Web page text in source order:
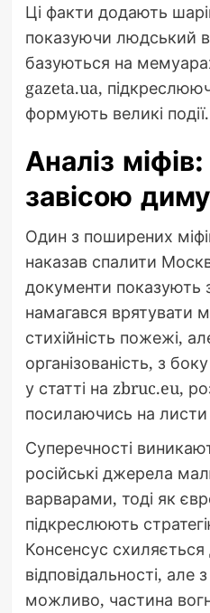
Ці факти додають
показуючи людський
базуються на
gazeta.ua,
формують великі події.
Аналіз
завісою диму
Один з поширених
наказав спалити
документи показують
намагався врятувати
стихійність пожежі,
організованість, з
у статті на zbruc.eu,
посилаючись на
Суперечності
російські джерела
варварами, тоді як
підкреслюють
Консенсус схиляється
відповідальності, але
можливо, частина